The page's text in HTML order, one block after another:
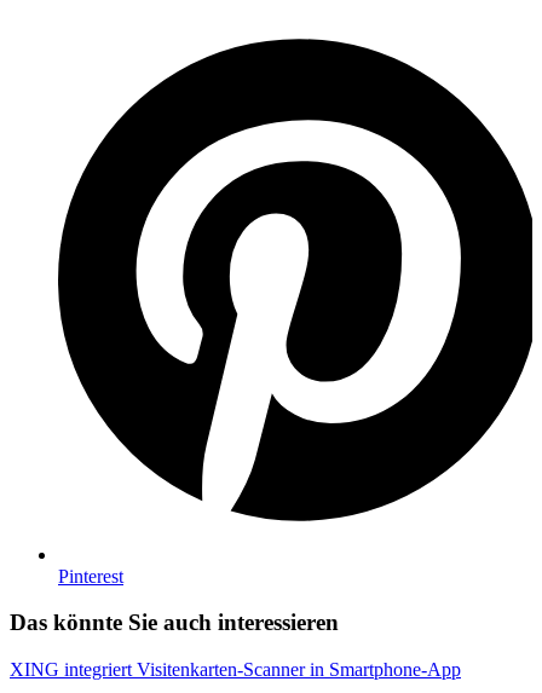
Pinterest
Das könnte Sie auch interessieren
XING integriert Visitenkarten-Scanner in Smartphone-App